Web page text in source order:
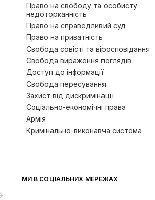
Право на свободу та особисту
недоторканність
Право на справедливий суд
Право на приватність
Свобода совісті та віросповідання
Свобода вираження поглядів
Доступ до інформації
Свобода пересування
Захист від дискримінації
Соціально-економічні права
Армія
Кримінально-виконавча система
МИ В СОЦІАЛЬНИХ МЕРЕЖАХ